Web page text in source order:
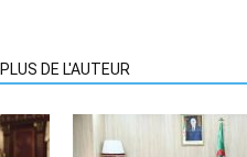
PLUS DE L'AUTEUR